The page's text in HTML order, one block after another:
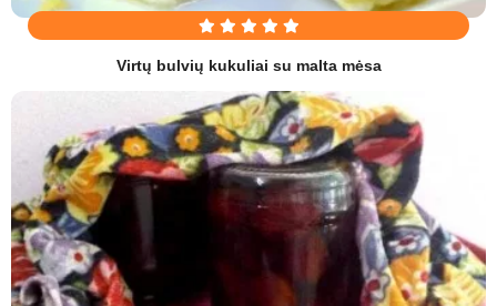
Virtų bulvių kukuliai su malta mėsa